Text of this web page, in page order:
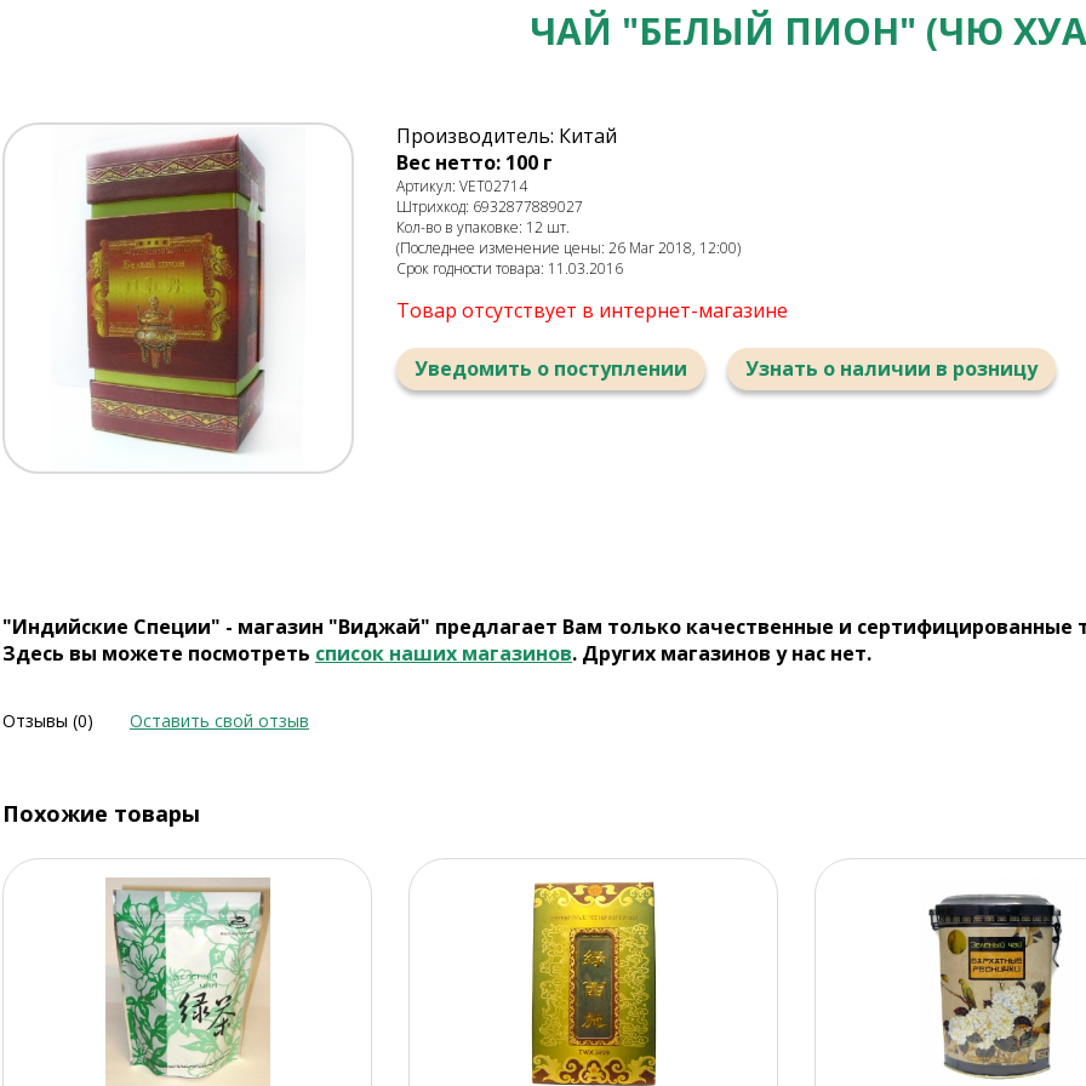
ЧАЙ "БЕЛЫЙ ПИОН" (ЧЮ
Производитель: Китай
Вес нетто: 100 г
Артикул: VET02714
Штрихкод: 6932877889027
Кол-во в упаковке: 12 шт.
(Последнее изменение цены: 26 Mar 2018, 12:00)
Срок годности товара: 11.03.2016
Товар отсутствует в интернет-магазине
Уведомить о поступлении Узнать о наличии в розницу
"Индийские Специи" - магазин "Виджай" предлагает Вам только качественные и сертифицированные
Здесь вы можете посмотреть список наших магазинов. Других магазинов у нас нет.
Отзывы (0) Оставить свой отзыв
Похожие товары